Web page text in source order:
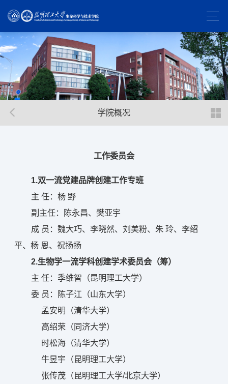
学院概况
工作委员会
1.双一流党建品牌创建工作专班
主 任：杨 野
副主任：陈永昌、樊亚宇
成 员：魏大巧、李晓然、刘美粉、朱 玲、李绍
平、杨 恩、祝扬扬
2.生物学一流学科创建学术委员会（筹）
主 任：季维智（昆明理工大学）
委 员：陈子江（山东大学）
孟安明（清华大学）
高绍荣（同济大学）
时松海（清华大学）
牛昱宇（昆明理工大学）
张传茂（昆明理工大学/北京大学）